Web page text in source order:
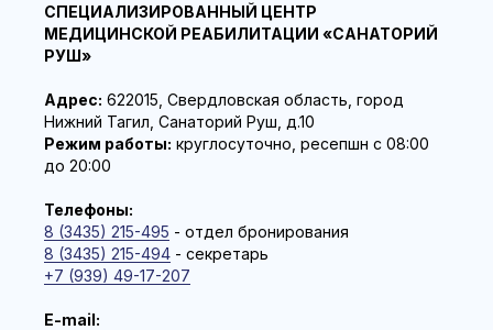
СПЕЦИАЛИЗИРОВАННЫЙ ЦЕНТР
МЕДИЦИНСКОЙ РЕАБИЛИТАЦИИ «САНАТОРИЙ
РУШ»
Адрес: 622015, Свердловская область, город
Нижний Тагил, Санаторий Руш, д.10
Режим работы: круглосуточно, ресепшн с 08:00
до 20:00
Телефоны:
8 (3435) 215-495 - отдел бронирования
8 (3435) 215-494 - секретарь
+7 (939) 49-17-207
E-mail: